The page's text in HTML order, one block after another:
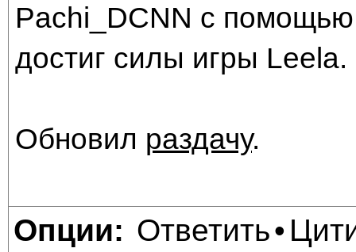
Pachi_DCNN с
достиг силы игры Leela.
Обновил раздачу.
Опции: Ответить•